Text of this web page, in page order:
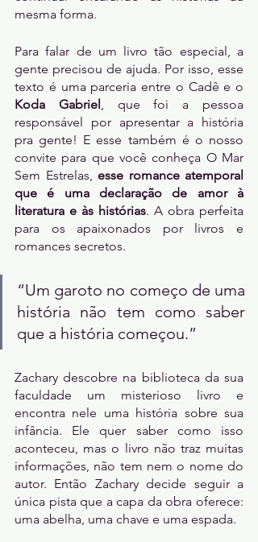
mesma forma.
Para falar de um livro tão especial, a
gente precisou de ajuda. Por isso, esse
Koda Gabriel, que foi a pessoa
responsável por apresentar a história
pra gente! E esse também é o nosso
convite para que você conheça O Mar
Sem Estrelas, esse romance atemporal
que é uma declaração de amor à
literatura e às histórias. A obra perfeita
para os apaixonados por livros e
romances secretos.
“Um garoto no começo de uma
história não tem como saber
que a história começou.”
Zachary descobre na biblioteca da sua
faculdade um misterioso livro e
encontra nele uma história sobre sua
infância. Ele quer saber como isso
aconteceu, mas o livro não traz muitas
informações, não tem nem o nome do
autor. Então Zachary decide seguir a
única pista que a capa da obra oferece:
uma abelha, uma chave e uma espada.